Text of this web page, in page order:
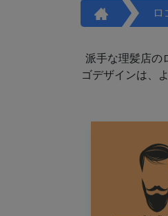
ロ
派手な理髪店の
ゴデザインは、